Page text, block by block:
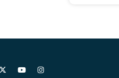
X
-
Y
o
I
n